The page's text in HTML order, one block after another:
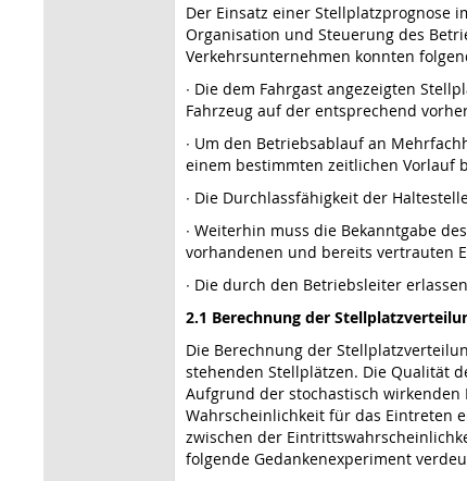
Der Einsatz einer Stellplatzprognose
Organisation und Steuerung des
Verkehrsunternehmen konnten
∙ Die dem Fahrgast angezeigten
Fahrzeug auf der entsprechend
∙ Um den Betriebsablauf an
einem bestimmten zeitlichen Vorlauf
∙ Die Durchlassfähigkeit der
∙ Weiterhin muss die Bekanntgabe
vorhandenen und bereits vertrauten
∙ Die durch den Betriebsleiter
2.1 Berechnung der
Die Berechnung der
stehenden Stellplätzen. Die Qualität
Aufgrund der stochastisch
Wahrscheinlichkeit für das Eintreten
zwischen der
folgende Gedankenexperiment